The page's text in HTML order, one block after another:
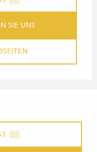
SIE UNS
▒▒